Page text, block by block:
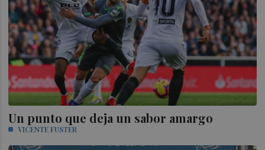
Un punto que deja un sabor amargo
VICENTE FUSTER